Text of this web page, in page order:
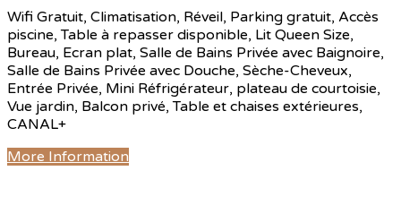
Wifi Gratuit, Climatisation, Réveil, Parking gratuit, Accès
piscine, Table à repasser disponible, Lit Queen Size,
Bureau, Ecran plat, Salle de Bains Privée avec Baignoire,
Salle de Bains Privée avec Douche, Sèche-Cheveux,
Entrée Privée, Mini Réfrigérateur, plateau de courtoisie,
Vue jardin, Balcon privé, Table et chaises extérieures,
CANAL+
More Information